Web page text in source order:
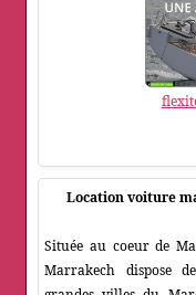
Location voiture
Située au coeur de
Marrakech dispose